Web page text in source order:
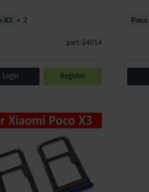
part-24014
X3 + 2
Login Register
Poco